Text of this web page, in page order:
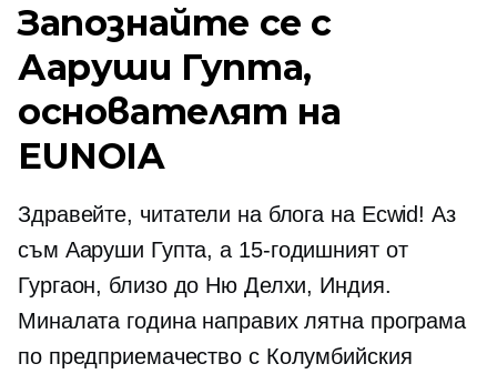
Запознайте се с
Ааруши Гупта,
основателят на
EUNOIA
Здравейте, читатели на блога на Ecwid! Аз
съм Ааруши Гупта, a 15-годишниятот
Гургаон, близо до Ню Делхи, Индия.
Миналата година направих лятна програма
по предприемачество с Колумбийския